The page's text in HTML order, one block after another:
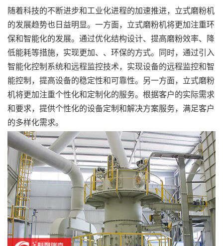
随着科技的不断进步和工业化进程的加速推进，立式磨粉机
的发展趋势也日益明显。一方面，立式磨粉机将更加注重环
保和智能化的发展。通过优化结构设计、提高磨粉效率、降
低能耗等措施，实现更加、、环保的方式。同时，通过引入
智能化控制系统和远程监控技术，实现设备的远程监控和智
能控制，提高设备的稳定性和可靠性。另一方面，立式磨粉
机将更加注重个性化和定制化的服务。根据客户的实际需求
和要求，提供个性化的设备定制和解决方案服务，满足客户
的多样化需求。